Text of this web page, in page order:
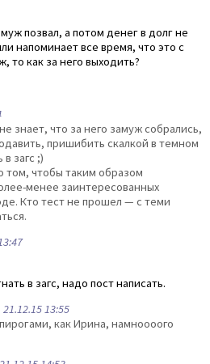
позвал, а потом денег в долг не
напоминает все время, что это с
то как за него выходить?
знает, что за него замуж собрались,
пришибить скалкой в темном
загс ;)
том, чтобы таким образом
менее заинтересованных
Кто тест не прошел — с теми
в загс, надо пост написать.
21.12.15 13:55
как Ирина, намноооого